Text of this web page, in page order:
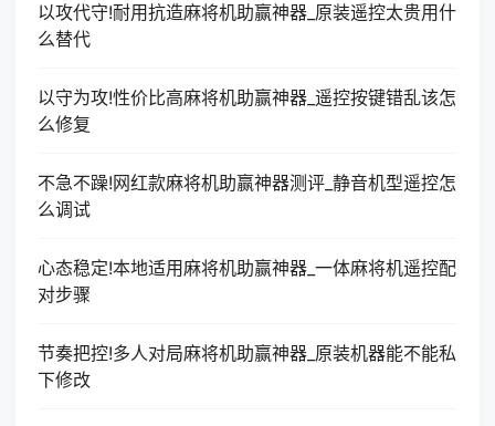
以攻代守!耐用抗造麻将机助赢神器_原装遥控太贵用什
么替代
以守为攻!性价比高麻将机助赢神器_遥控按键错乱该怎
么修复
不急不躁!网红款麻将机助赢神器测评_静音机型遥控怎
么调试
心态稳定!本地适用麻将机助赢神器_一体麻将机遥控配
对步骤
节奏把控!多人对局麻将机助赢神器_原装机器能不能私
下修改